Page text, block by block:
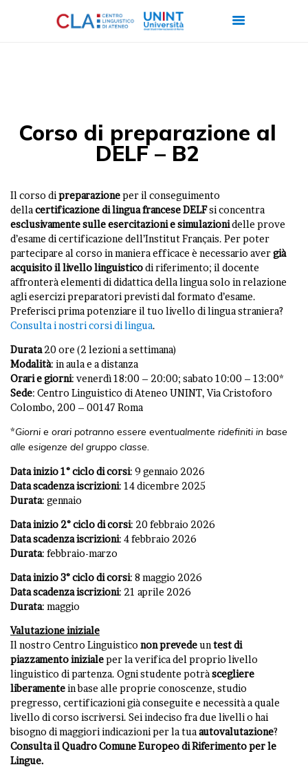
CERTIFICAZIONI
ITALIANO PER
FORMAZIONE
AZIENDALE
LAVORA CON NOI
Corso di preparazione al
DELF – B2
Il corso dipreparazioneper il conseguimento
dellacertificazione di lingua francese DELFsi concentra
esclusivamente sulle esercitazioni e simulazionidelle prove
d’esame di certificazione dell’Institut Français. Per poter
partecipare al corso in maniera efficace è necessario avergià
acquisito il livello linguisticodi riferimento; il docente
affronterà elementi di didattica della lingua solo in relazione
agli esercizi preparatori previsti dal formato d’esame.
Preferisci prima potenziare il tuo livello di lingua straniera?
Consulta i nostri corsi di lingua.
Durata20 ore (2 lezioni a settimana)
Modalità: in aula e a distanza
Orari e giorni: venerdì 18:00 – 20:00; sabato 10:00 – 13:00*
Sede: Centro Linguistico di Ateneo UNINT, Via Cristoforo
Colombo, 200 – 00147 Roma
*Giorni e orari potranno essere eventualmente ridefiniti in base
alle esigenze del gruppo classe.
Data inizio 1° ciclo di corsi: 9 gennaio 2026
Data scadenza iscrizioni: 14 dicembre 2025
Durata: gennaio
Data inizio 2° ciclo di corsi: 20 febbraio 2026
Data scadenza iscrizioni: 4 febbraio 2026
Durata: febbraio-marzo
Data inizio 3° ciclo di corsi: 8 maggio 2026
Data scadenza iscrizioni: 21 aprile 2026
Durata: maggio
Valutazione iniziale
Il nostro Centro Linguistico nonprevedeuntest di
piazzamento inizialeper la verifica del proprio livello
linguistico di partenza. Ogni studente potràscegliere
liberamentein base alle proprie conoscenze, studio
pregresso, certificazioni già conseguite e necessità a quale
livello di corso iscriversi. Sei indeciso fra due livelli o hai
bisogno di maggiori indicazioni per la tuaautovalutazione?
Consulta il Quadro Comune Europeo di Riferimento per le
Lingue.